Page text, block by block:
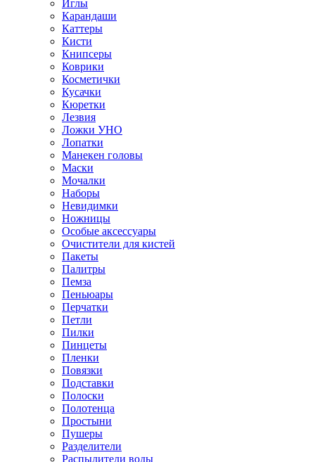
Иглы
Карандаши
Каттеры
Кисти
Книпсеры
Коврики
Косметички
Кусачки
Кюретки
Лезвия
Ложки УНО
Лопатки
Манекен головы
Маски
Мочалки
Наборы
Невидимки
Ножницы
Особые аксессуары
Очистители для кистей
Пакеты
Палитры
Пемза
Пеньюары
Перчатки
Петли
Пилки
Пинцеты
Пленки
Повязки
Подставки
Полоски
Полотенца
Простыни
Пушеры
Разделители
Распылители воды